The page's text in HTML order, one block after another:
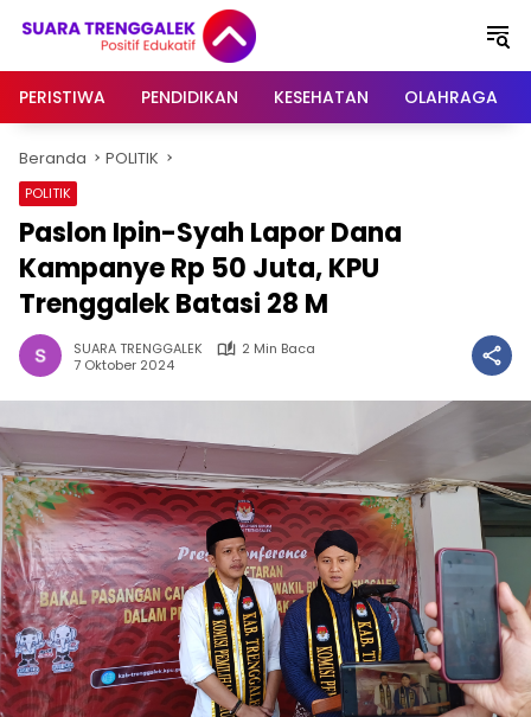
PERISTIWA
PENDIDIKAN KESEHATAN OLAHRAGA
Beranda POLITIK
POLITIK
Paslon Ipin-Syah Lapor Dana
Kampanye Rp 50 Juta, KPU
Trenggalek Batasi 28 M
SUARA TRENGGALEK
2 Min Baca
7 Oktober 2024